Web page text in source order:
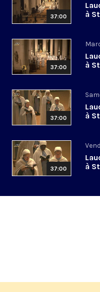
37:00
à
37:00
à
37:00
à
37:00
à